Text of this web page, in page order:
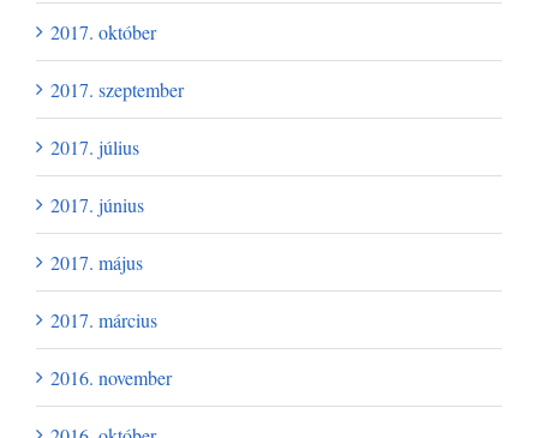
2017. október
2017. szeptember
2017. július
2017. június
2017. május
2017. március
2016. november